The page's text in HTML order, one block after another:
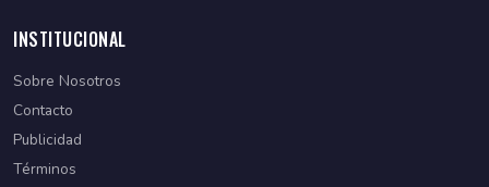
INSTITUCIONAL
Sobre Nosotros
Contacto
Publicidad
Términos